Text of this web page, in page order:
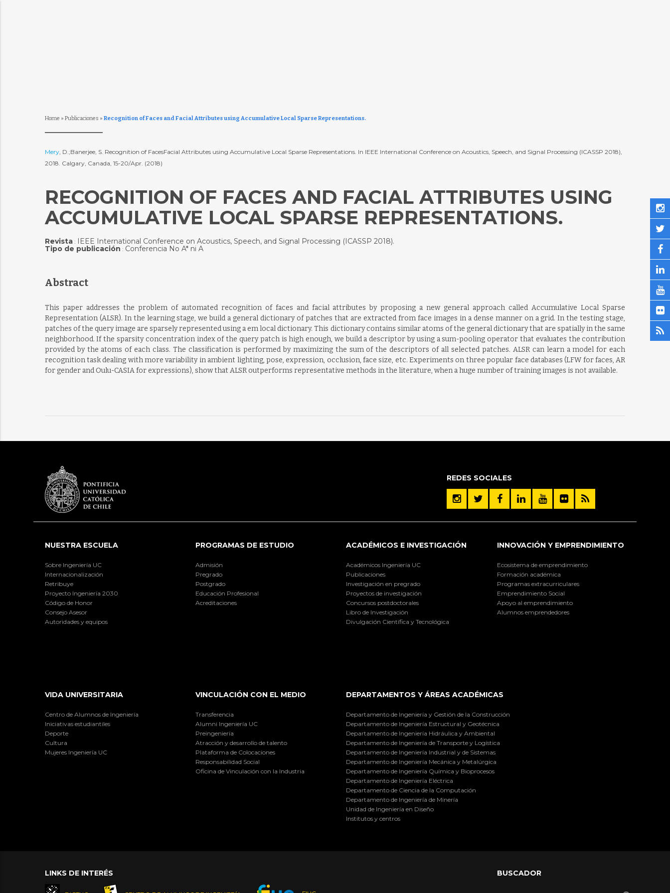
Home » Publicaciones » Recognition of Faces and Facial Attributes using Accumulative Local Sparse Representations.
Mery, D.;Banerjee, S. Recognition of FacesFacial Attributes using Accumulative Local Sparse Representations. In IEEE International Conference on Acoustics, Speech, and Signal Processing (ICASSP 2018),
2018. Calgary, Canada, 15-20/Apr. (2018)
RECOGNITION OF FACES AND FACIAL ATTRIBUTES USING
ACCUMULATIVE LOCAL SPARSE REPRESENTATIONS.
Revista: IEEE International Conference on Acoustics, Speech, and Signal Processing (ICASSP 2018).
Tipo de publicación : Conferencia No A* ni A
Abstract
This paper addresses the problem of automated recognition of faces and facial attributes by proposing a new general approach called Accumulative Local Sparse
Representation (ALSR). In the learning stage, we build a general dictionary of patches that are extracted from face images in a dense manner on a grid. In the testing stage,
patches of the query image are sparsely represented using a em local dictionary. This dictionary contains similar atoms of the general dictionary that are spatially in the same
neighborhood. If the sparsity concentration index of the query patch is high enough, we build a descriptor by using a sum-pooling operator that evaluates the contribution
provided by the atoms of each class. The classification is performed by maximizing the sum of the descriptors of all selected patches. ALSR can learn a model for each
recognition task dealing with more variability in ambient lighting, pose, expression, occlusion, face size, etc. Experiments on three popular face databases (LFW for faces, AR
for gender and Oulu-CASIA for expressions), show that ALSR outperforms representative methods in the literature, when a huge number of training images is not available.
REDES SOCIALES
NUESTRA ESCUELA
Sobre Ingeniería UC
Internacionalización
Retribuye
Proyecto Ingeniería 2030
Código de Honor
Consejo Asesor
Autoridades y equipos
PROGRAMAS DE ESTUDIO
Admisión
Pregrado
Postgrado
Educación Profesional
Acreditaciones
ACADÉMICOS E INVESTIGACIÓN
Académicos Ingeniería UC
Publicaciones
Investigación en pregrado
Proyectos de investigación
Concursos postdoctorales
Libro de Investigación
Divulgación Científica y Tecnológica
INNOVACIÓN Y EMPRENDIMIENTO
Ecosistema de emprendimiento
Formación académica
Programas extracurriculares
Emprendimiento Social
Apoyo al emprendimiento
Alumnos emprendedores
VIDA UNIVERSITARIA
Centro de Alumnos de Ingeniería
Iniciativas estudiantiles
Deporte
Cultura
Mujeres Ingeniería UC
VINCULACIÓN CON EL MEDIO
Transferencia
Alumni Ingeniería UC
Preingeniería
Atracción y desarrollo de talento
Plataforma de Colocaciones
Responsabilidad Social
Oficina de Vinculación con la Industria
DEPARTAMENTOS Y ÁREAS ACADÉMICAS
Departamento de Ingeniería y Gestión de la Construcción
Departamento de Ingeniería Estructural y Geotécnica
Departamento de Ingeniería Hidráulica y Ambiental
Departamento de Ingeniería de Transporte y Logística
Departamento de Ingeniería Industrial y de Sistemas
Departamento de Ingeniería Mecánica y Metalúrgica
Departamento de Ingeniería Química y Bioprocesos
Departamento de Ingeniería Eléctrica
Departamento de Ciencia de la Computación
Departamento de Ingeniería de Minería
Unidad de Ingeniería en Diseño
Institutos y centros
LINKS DE INTERÉS BUSCADOR